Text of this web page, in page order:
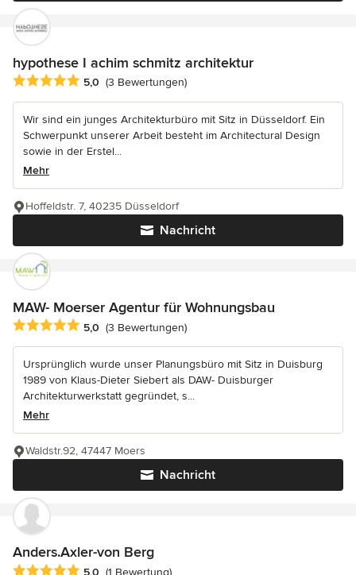
hypothese I achim schmitz architektur
Durchschnittliche Bewertung: 5 von 5 Sternen
5,0 (3 Bewertungen)
Wir sind ein junges Architekturbüro mit Sitz in Düsseldorf. Ein
Schwerpunkt unserer Arbeit besteht im Architectural Design
sowie in der Erstel...
Mehr
Nachricht
Hoffeldstr. 7, 40235 Düsseldorf
MAW- Moerser Agentur für Wohnungsbau
Durchschnittliche Bewertung: 5 von 5 Sternen
5,0 (3 Bewertungen)
Ursprünglich wurde unser Planungsbüro mit Sitz in Duisburg
1989 von Klaus-Dieter Siebert als DAW- Duisburger
Architekturwerkstatt gegründet, s...
Mehr
Nachricht
Waldstr.92, 47447 Moers
Anders.Axler-von Berg
Durchschnittliche Bewertung: 5 von 5 Sternen
5,0 (1 Bewertung)